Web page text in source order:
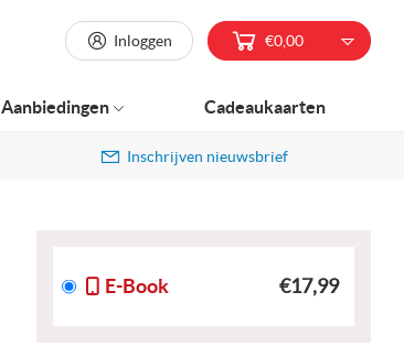
Inschrijven nieuwsbrief
E-Book €17,99
Inloggen €0,00
Aanbiedingen Cadeaukaarten